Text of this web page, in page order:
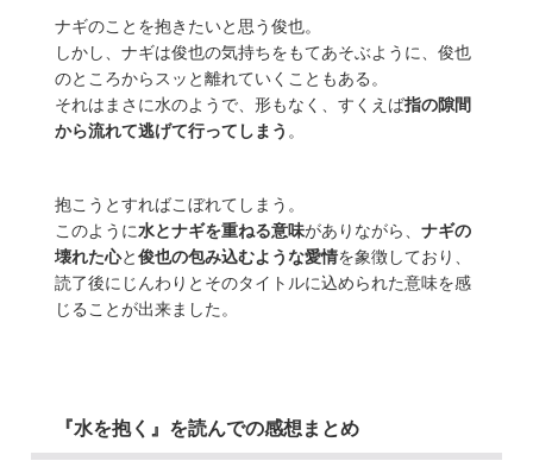
ナギのことを抱きたいと思う俊也。
しかし、ナギは俊也の気持ちをもてあそぶように、俊也
のところからスッと離れていくこともある。
それはまさに水のようで、形もなく、すくえば指の隙間
から流れて逃げて行ってしまう 。
抱こうとすればこぼれてしまう。
このように水とナギを重ねる意味がありながら、 ナギの
壊れた心と俊也の包み込むような愛情を象徴しており、
読了後にじんわりとそのタイトルに込められた意味を感
じることが出来ました。
『水を抱く』を読んでの感想まとめ